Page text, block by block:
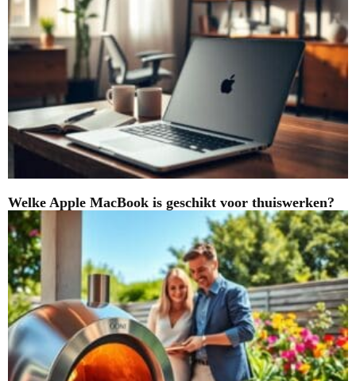
Welke Apple MacBook is geschikt voor thuiswerken?